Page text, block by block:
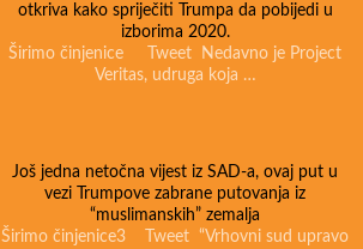
otkriva kako spriječiti Trumpa da pobijedi u
izborima 2020.
Širimo činjenice Tweet Nedavno je Project
Veritas, udruga koja …
Još jedna netočna vijest iz SAD-a, ovaj put u
vezi Trumpove zabrane putovanja iz
“muslimanskih” zemalja
Širimo činjenice3 Tweet “Vrhovni sud upravo